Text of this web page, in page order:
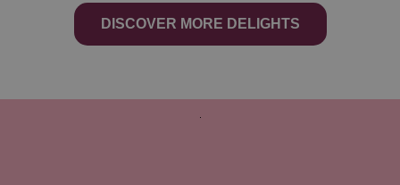
DISCOVER MORE DELIGHTS